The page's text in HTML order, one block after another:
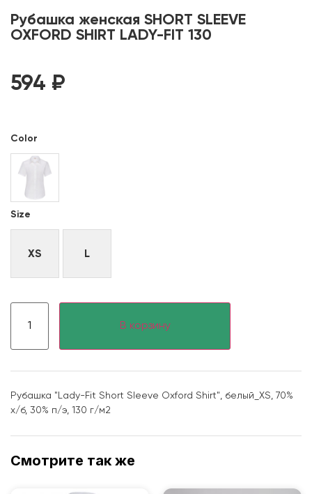
Рубашка женская SHORT SLEEVE
OXFORD SHIRT LADY-FIT 130
594 ₽
Color
Size
XS L
В корзину
Рубашка "Lady-Fit Short Sleeve Oxford Shirt", белый_XS, 70%
х/б, 30% п/э, 130 г/м2
Смотрите так же